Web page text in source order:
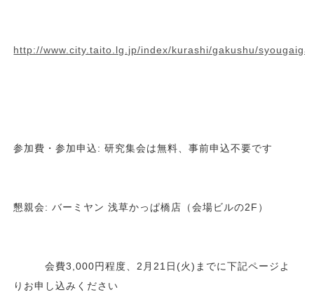
http://www.city.taito.lg.jp/index/kurashi/gakushu/
参加費・参加申込: 研究集会は無料、事前申込不要です
懇親会: バーミヤン 浅草かっぱ橋店（会場ビルの2F）
会費3,000円程度、2月21日(火)までに下記ページよ
りお申し込みください